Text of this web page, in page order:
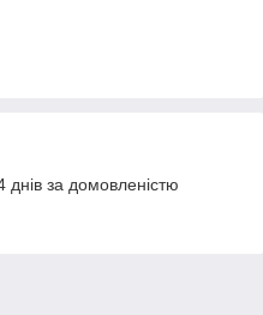
за домовленістю